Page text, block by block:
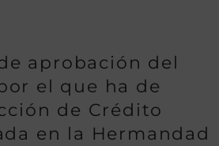
aprobación del
el que ha de
de Crédito
en la Hermandad